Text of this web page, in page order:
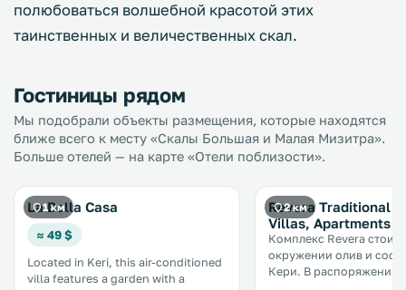
полюбоваться волшебной красотой этих
таинственных и величественных скал.
Гостиницы рядом
Мы подобрали объекты размещения, которые находятся
ближе всего к месту «Скалы Большая и Малая Мизитра».
Больше отелей — на карте «Отели поблизости».
1 км
La Bella Casa
≈ 49 $
Located in Keri, this air-conditioned
villa features a garden with a
2 км
Revera Traditional
Villas, Apartments
Комплекс Revera стоит
окружении олив и
Кери. В распоряжении гостей